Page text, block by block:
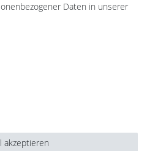
Daten in unserer
akzeptieren